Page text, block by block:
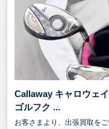
Callaway キャロウェ
ゴルフク ...
お客さまより、出張買取を